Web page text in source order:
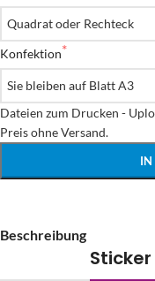
Konfektion
Dateien zum Drucken -
Preis ohne Versand.
IN
Beschreibung